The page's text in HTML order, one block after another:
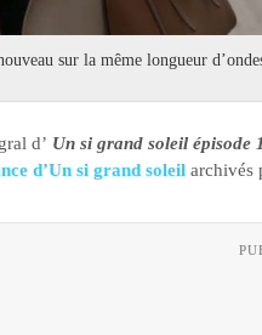
sur la même longueur
d’ Un si grand soleil épisode
d’Un si grand soleil archivés